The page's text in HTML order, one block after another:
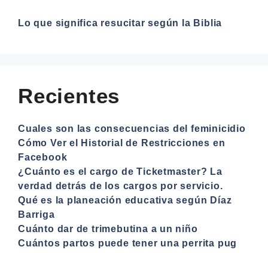
Lo que significa resucitar según la Biblia
Recientes
Cuales son las consecuencias del feminicidio
Cómo Ver el Historial de Restricciones en
Facebook
¿Cuánto es el cargo de Ticketmaster? La
verdad detrás de los cargos por servicio.
Qué es la planeación educativa según Díaz
Barriga
Cuánto dar de trimebutina a un niño
Cuántos partos puede tener una perrita pug